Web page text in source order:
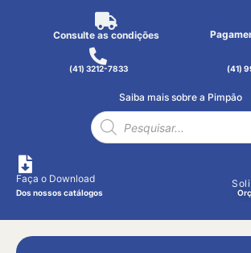
Consulte as condições
(41) 3212-7833 (41)
Saiba mais sobre a Pimpão
Faça o Download
Dos nossos catálogos